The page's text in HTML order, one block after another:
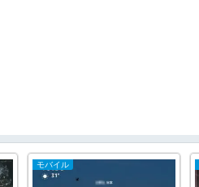
モバイル